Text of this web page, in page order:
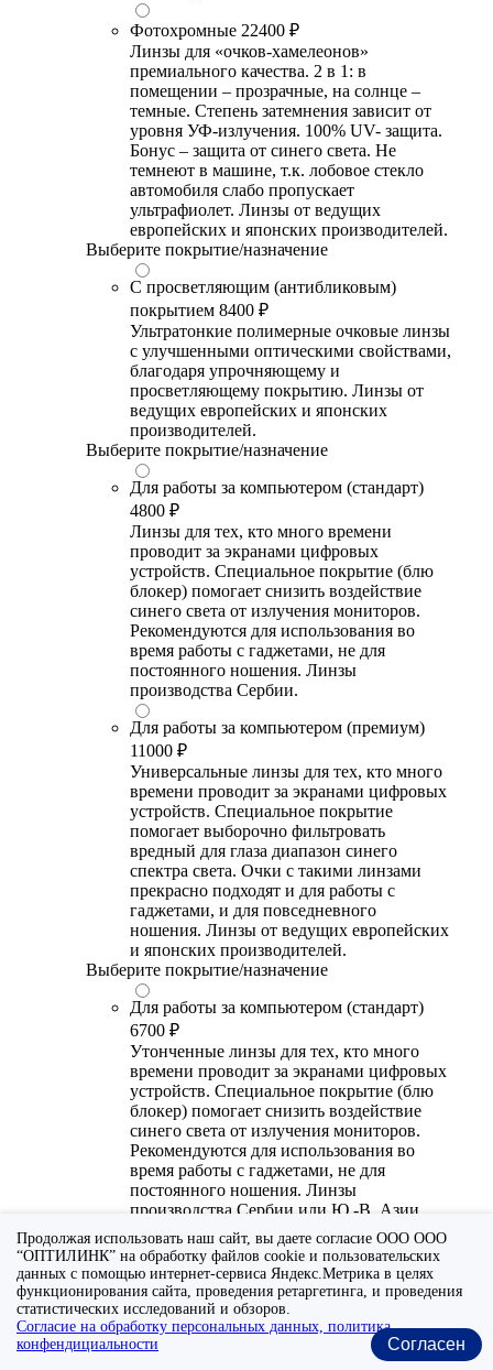
Фотохромные 22400 ₽
Линзы для «очков-хамелеонов»
премиального качества. 2 в 1: в
помещении – прозрачные, на солнце –
темные. Степень затемнения зависит от
уровня УФ-излучения. 100% UV- защита.
Бонус – защита от синего света. Не
темнеют в машине, т.к. лобовое стекло
автомобиля слабо пропускает
ультрафиолет. Линзы от ведущих
европейских и японских производителей.
Выберите покрытие/назначение
С просветляющим (антибликовым)
покрытием 8400 ₽
Ультратонкие полимерные очковые линзы
с улучшенными оптическими свойствами,
благодаря упрочняющему и
просветляющему покрытию. Линзы от
ведущих европейских и японских
производителей.
Выберите покрытие/назначение
Для работы за компьютером (стандарт)
4800 ₽
Линзы для тех, кто много времени
проводит за экранами цифровых
устройств. Специальное покрытие (блю
блокер) помогает снизить воздействие
синего света от излучения мониторов.
Рекомендуются для использования во
время работы с гаджетами, не для
постоянного ношения. Линзы
производства Сербии.
Для работы за компьютером (премиум)
11000 ₽
Универсальные линзы для тех, кто много
времени проводит за экранами цифровых
устройств. Специальное покрытие
помогает выборочно фильтровать
вредный для глаза диапазон синего
спектра света. Очки с такими линзами
прекрасно подходят и для работы с
гаджетами, и для повседневного
ношения. Линзы от ведущих европейских
и японских производителей.
Выберите покрытие/назначение
Для работы за компьютером (стандарт)
6700 ₽
Утонченные линзы для тех, кто много
времени проводит за экранами цифровых
устройств. Специальное покрытие (блю
блокер) помогает снизить воздействие
синего света от излучения мониторов.
Рекомендуются для использования во
время работы с гаджетами, не для
постоянного ношения. Линзы
производства Сербии или Ю.-В. Азии.
Для работы за компьютером (премиум)
20300 ₽
Универсальные утонченные линзы для
тех, кто много времени проводит за
экранами цифровых устройств.
Специальное покрытие помогает
Продолжая использовать наш сайт, вы даете согласие ООО ООО
“ОПТИЛИНК” на обработку файлов cookie и пользовательских
данных с помощью интернет-сервиса Яндекс.Метрика в целях
функционирования сайта, проведения ретаргетинга, и проведения
статистических исследований и обзоров.
Согласие на обработку персональных данных, политика
конфендициальности
Согласен